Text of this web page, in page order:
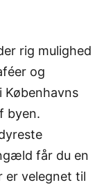
rig mulighed
og
Københavns
byen.
får du en
er velegnet til